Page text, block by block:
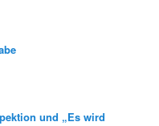
und „Es wird